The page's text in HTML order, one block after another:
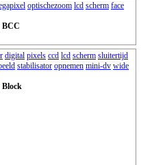
optischezoom lcd scherm face
BCC
digital pixels ccd lcd scherm sluitertijd
stabilisator opnemen mini-dv wide
Block